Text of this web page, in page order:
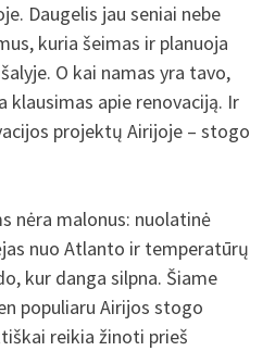
Daugelis jau seniai nebe
kuria šeimas ir planuoja
O kai namas yra tavo,
klausimas apie renovaciją. Ir
projektų Airijoje – stogo
nėra malonus: nuolatinė
nuo Atlanto ir temperatūrų
kur danga silpna. Šiame
populiaru Airijos stogo
reikia žinoti prieš